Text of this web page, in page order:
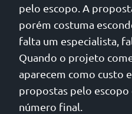
pelo escopo. A
porém costuma
falta um especialista,
Quando o projeto
aparecem como custo
propostas pelo
número final.